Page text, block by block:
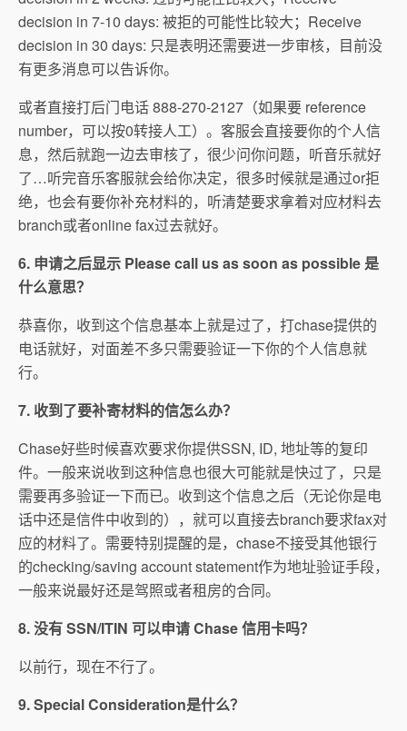
decision in 7-10 days: 被拒的可能性比较大；Receive
decision in 30 days: 只是表明还需要进一步审核，目前没
有更多消息可以告诉你。
或者直接打后门电话 888-270-2127（如果要 reference
number，可以按0转接人工）。客服会直接要你的个人信
息，然后就跑一边去审核了，很少问你问题，听音乐就好
了…听完音乐客服就会给你决定，很多时候就是通过or拒
绝，也会有要你补充材料的，听清楚要求拿着对应材料去
branch或者online fax过去就好。
6. 申请之后显示 Please call us as soon as possible 是
什么意思？
恭喜你，收到这个信息基本上就是过了，打chase提供的
电话就好，对面差不多只需要验证一下你的个人信息就
行。
7. 收到了要补寄材料的信怎么办？
Chase好些时候喜欢要求你提供SSN, ID, 地址等的复印
件。一般来说收到这种信息也很大可能就是快过了，只是
需要再多验证一下而已。收到这个信息之后（无论你是电
话中还是信件中收到的），就可以直接去branch要求fax对
应的材料了。需要特别提醒的是，chase不接受其他银行
的checking/saving account statement作为地址验证手段，
一般来说最好还是驾照或者租房的合同。
8. 没有 SSN/ITIN 可以申请 Chase 信用卡吗？
以前行，现在不行了。
9. Special Consideration是什么？